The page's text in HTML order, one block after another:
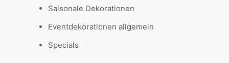
Saisonale Dekorationen
Eventdekorationen allgemein
Specials